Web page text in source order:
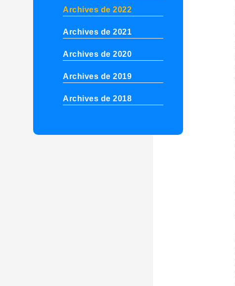
Archives de 2022
Archives de 2021
Archives de 2020
Archives de 2019
Archives de 2018